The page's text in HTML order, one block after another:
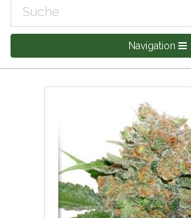
Navigation